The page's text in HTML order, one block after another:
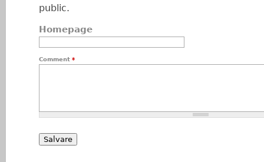
public.
Homepage
Comment *